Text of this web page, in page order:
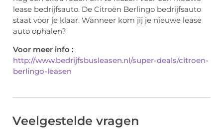
lease bedrijfsauto. De Citroën Berlingo bedrijfsauto
staat voor je klaar. Wanneer kom jij je nieuwe lease
auto ophalen?
Voor meer info :
http://www.bedrijfsbusleasen.nl/super-deals/citroen-
berlingo-leasen
Veelgestelde vragen